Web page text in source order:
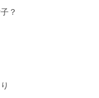
？